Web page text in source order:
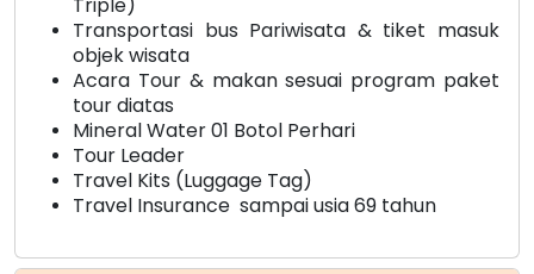
Transportasi bus Pariwisata & tiket masuk
objek wisata
Acara Tour & makan sesuai program paket
tour diatas
Mineral Water 01 Botol Perhari
Tour Leader
Travel Kits (Luggage Tag)
Travel Insurance sampai usia 69 tahun